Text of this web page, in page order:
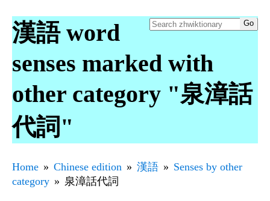
漢語 word
senses marked with
other category "泉漳話
代詞"
Home Chinese edition 漢語
Senses by other
category
泉漳話代詞